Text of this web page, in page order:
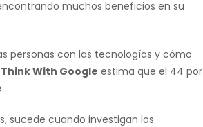
muchos beneficios en su
personas con las tecnologías y cómo
Think With Google estima que el 44 por
.
sucede cuando investigan los